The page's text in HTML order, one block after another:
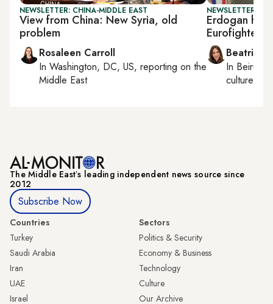
NEWSLETTER: CHINA-MIDDLE EAST
View from China: New Syria, old
problem
Rosaleen Carroll
In Washington, DC, US, reporting on the
Middle East
NEWSLETTER:
Erdogan
Eurofighter
Beatrice
In Beirut
culture,
The Middle Eastʼs leading independent news source since
2012
Subscribe Now
Countries
Turkey
Saudi Arabia
Iran
UAE
Israel
Sectors
Politics & Security
Economy & Business
Technology
Culture
Our Archive